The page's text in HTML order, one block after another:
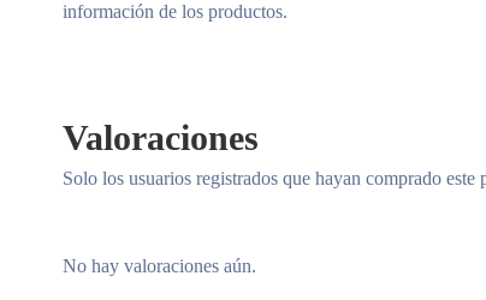
información de los productos.
Valoraciones
No hay valoraciones aún.
Solo los usuarios registrados que hayan comprado